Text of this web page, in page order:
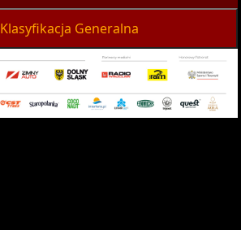
Klasyfikacja Generalna